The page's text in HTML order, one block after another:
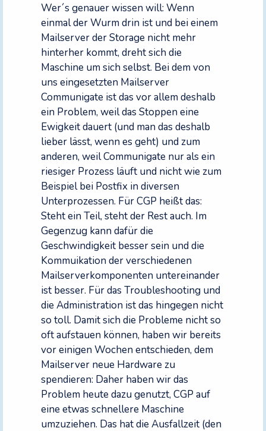
Wer´s genauer wissen will: Wenn
einmal der Wurm drin ist und bei einem
Mailserver der Storage nicht mehr
hinterher kommt, dreht sich die
Maschine um sich selbst. Bei dem von
uns eingesetzten Mailserver
Communigate ist das vor allem deshalb
ein Problem, weil das Stoppen eine
Ewigkeit dauert (und man das deshalb
lieber lässt, wenn es geht) und zum
anderen, weil Communigate nur als ein
riesiger Prozess läuft und nicht wie zum
Beispiel bei Postfix in diversen
Unterprozessen. Für CGP heißt das:
Steht ein Teil, steht der Rest auch. Im
Gegenzug kann dafür die
Geschwindigkeit besser sein und die
Kommuikation der verschiedenen
Mailserverkomponenten untereinander
ist besser. Für das Troubleshooting und
die Administration ist das hingegen nicht
so toll. Damit sich die Probleme nicht so
oft aufstauen können, haben wir bereits
vor einigen Wochen entschieden, dem
Mailserver neue Hardware zu
spendieren: Daher haben wir das
Problem heute dazu genutzt, CGP auf
eine etwas schnellere Maschine
umzuziehen. Das hat die Ausfallzeit (den